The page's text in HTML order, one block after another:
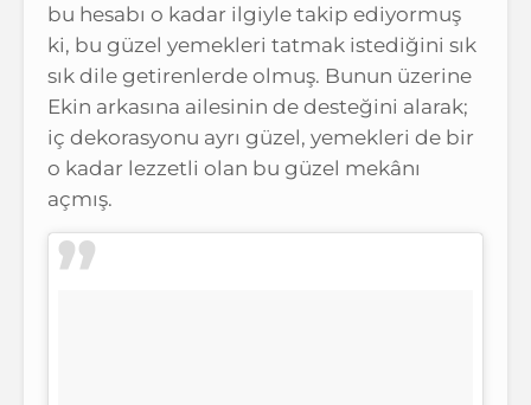
bu hesabı o kadar ilgiyle takip ediyormuş
ki, bu güzel yemekleri tatmak istediğini sık
sık dile getirenlerde olmuş. Bunun üzerine
Ekin arkasına ailesinin de desteğini alarak;
iç dekorasyonu ayrı güzel, yemekleri de bir
o kadar lezzetli olan bu güzel mekânı
açmış.